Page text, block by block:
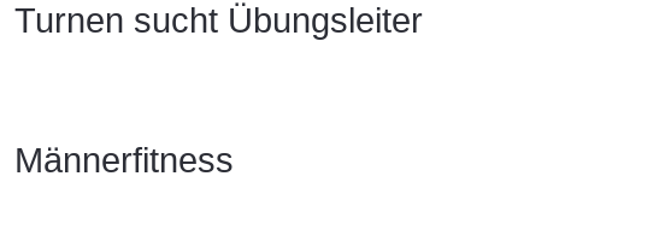
Turnen sucht Übungsleiter
Männerfitness